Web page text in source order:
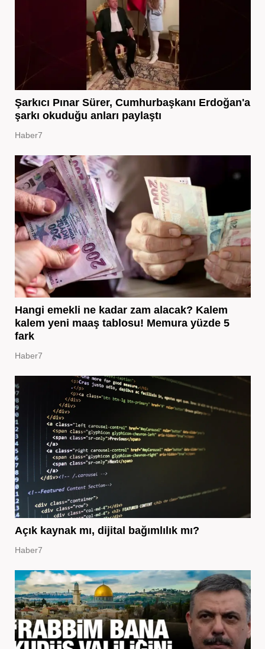
Şarkıcı Pınar Sürer, Cumhurbaşkanı Erdoğan'a
şarkı okuduğu anları paylaştı
Haber7
Hangi emekli ne kadar zam alacak? Kalem
kalem yeni maaş tablosu! Memura yüzde 5
fark
Haber7
Açık kaynak mı, dijital bağımlılık mı?
Haber7